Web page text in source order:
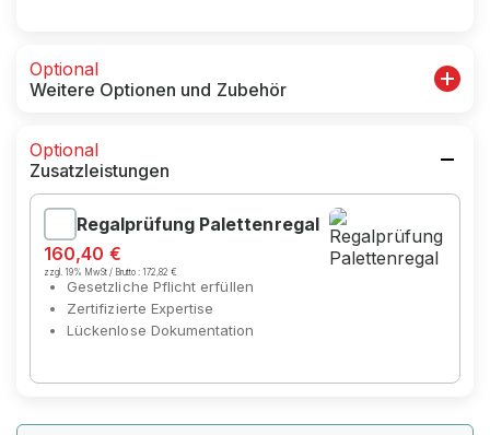
Optional
Weitere Optionen und Zubehör
Optional
Zusatzleistungen
Regalprüfung Palettenregal
160,40 €
zzgl. 19% MwSt / Brutto :172,82 €
Gesetzliche Pflicht erfüllen
Zertifizierte Expertise
Lückenlose Dokumentation